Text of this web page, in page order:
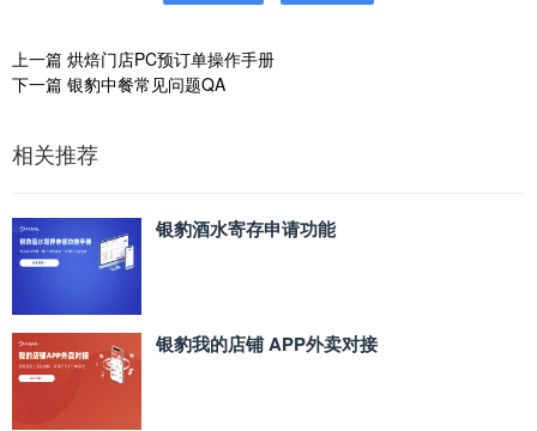
上一篇 烘焙门店PC预订单操作手册
下一篇 银豹中餐常见问题QA
相关推荐
银豹酒水寄存申请功能
银豹我的店铺 APP外卖对接